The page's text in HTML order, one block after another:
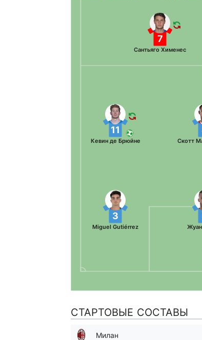
7
Сантьяго Хименес
3
Miguel Gutiérrez
11
Кевин де Брюйне Скотт
СТАРТОВЫЕ СОСТАВЫ
Милан